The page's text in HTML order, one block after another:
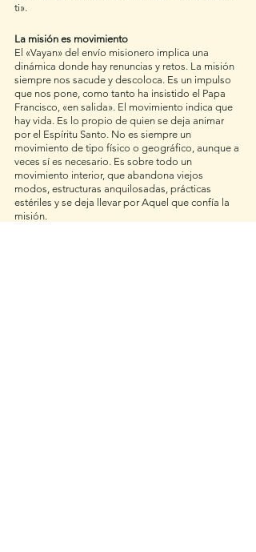
ti».
La misión es movimiento
El «Vayan» del envío misionero implica una
dinámica donde hay renuncias y retos. La misión
siempre nos sacude y descoloca. Es un impulso
que nos pone, como tanto ha insistido el Papa
Francisco, «en salida». El movimiento indica que
hay vida. Es lo propio de quien se deja animar
por el Espíritu Santo. No es siempre un
movimiento de tipo físico o geográfico, aunque a
veces sí es necesario. Es sobre todo un
movimiento interior, que abandona viejos
modos, estructuras anquilosadas, prácticas
estériles y se deja llevar por Aquel que confía la
misión.